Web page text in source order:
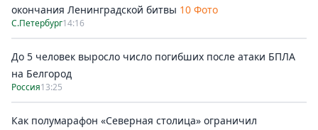
окончания Ленинградской битвы 10 Фото
С.Петербург14:16
До 5 человек выросло число погибших после атаки БПЛА
на Белгород
Россия13:25
Как полумарафон «Северная столица» ограничил